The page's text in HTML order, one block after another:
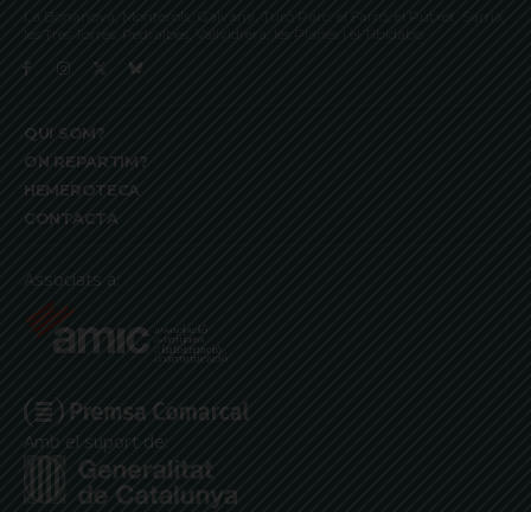
La Bonanova, Monterols, Galvany, Turó Parc, el Farró, el Putxet, Sarrià,
les Tres Torres, Pedralbes, Vallvidrera, les Planes i el Tibidabo
QUI SOM?
ON REPARTIM?
HEMEROTECA
CONTACTA
Associats a:
Amb el suport de: